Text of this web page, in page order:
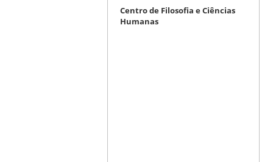
Centro de Filosofia e Ciências
Humanas